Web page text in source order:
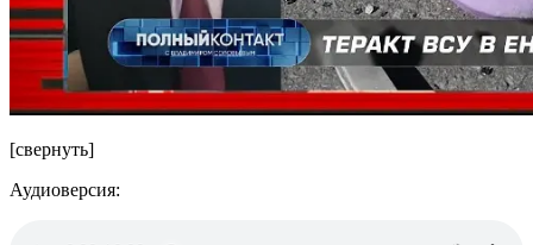
[свернуть]
Аудиоверсия: